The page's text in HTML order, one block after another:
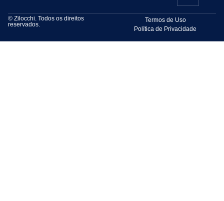
© Zilocchi. Todos os direitos
reservados.
Termos de Uso
Política de Privacidade